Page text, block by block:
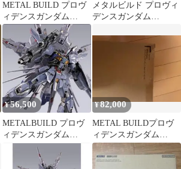
METAL BUILD プロヴ
ィデンスガンダム
CLIMAX BATTLE
メタルビルド プロヴィ
デンスガンダム
¥56,500
METALBUILD プロヴ
ィデンスガンダム
CLIMAX BATTLE Ver
¥82,000
METAL BUILDプロヴ
ィデンスガンダム
CLIMAX BATTLEVer.